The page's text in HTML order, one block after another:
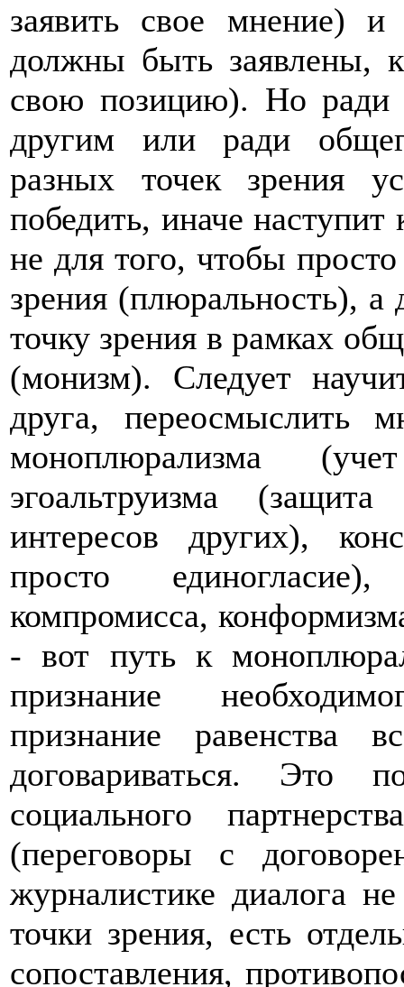
заявить свое мнение)
должны быть заявлены,
свою позицию). Но ради
другим или ради
разных точек зрения
победить, иначе
не для того, чтобы
зрения (плюральность), а
точку зрения в рамках
(монизм). Следует
друга, переосмыслить
моноплюрализма
эгоальтруизма
интересов других),
просто
компромисса,
- вот путь к
признание
признание равенства
договариваться. Это
социального
(переговоры с
журналистике диалога
точки зрения, есть
сопоставления,